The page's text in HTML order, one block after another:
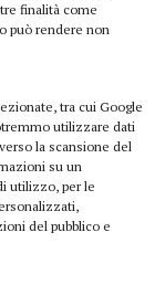
finalità come
può rendere non
tra cui Google
utilizzare dati
la scansione del
su un
utilizzo, per le
del pubblico e